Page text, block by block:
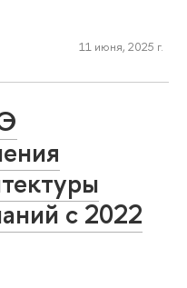
11 июня, 2025 г.
с 2022